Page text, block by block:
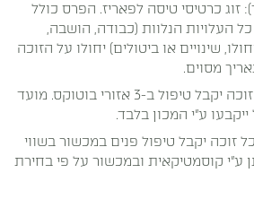
זוג כרטיסי טיסה לפאריז. הפרס כולל
העלויות הנלוות (כבודה, הושבה,
שינויים או ביטולים) יחולו על הזוכה
מסוים.
מקום שני (3 זוכים): כל זוכה יקבל טיפול ב-3 אזורי בוטוקס. מועד
ע"י המכון בלבד.
(5 זוכים): כל זוכה יקבל טיפול פנים במכשור בשווי
ע"י קוסמטיקאית ובמכשור על פי בחירת